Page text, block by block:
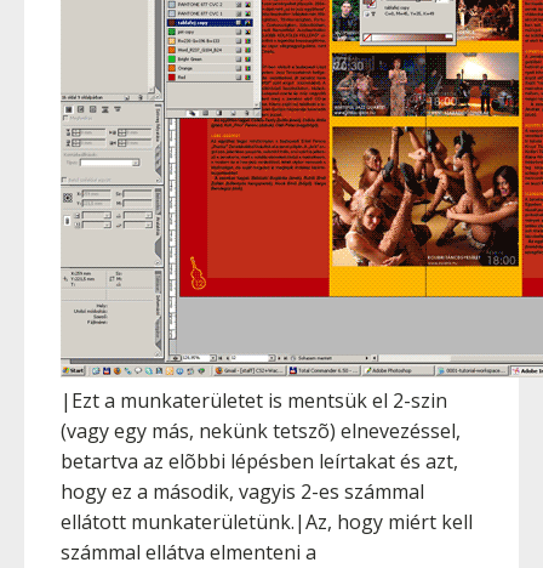
|Ezt a munkaterületet is mentsük el 2-szin
(vagy egy más, nekünk tetszõ) elnevezéssel,
betartva az elõbbi lépésben leírtakat és azt,
hogy ez a második, vagyis 2-es számmal
ellátott munkaterületünk.|Az, hogy miért kell
számmal ellátva elmenteni a